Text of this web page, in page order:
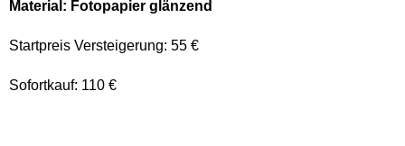
Material: Fotopapier glänzend
Startpreis Versteigerung: 55 €
Sofortkauf: 110 €